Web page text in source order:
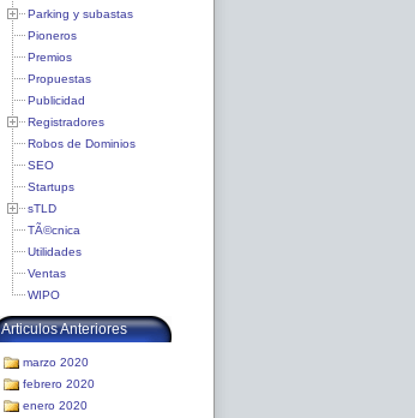
Parking y subastas
Pioneros
Premios
Propuestas
Publicidad
Registradores
Robos de Dominios
SEO
Startups
sTLD
TÃ©cnica
Utilidades
Ventas
WIPO
Articulos Anteriores
marzo 2020
febrero 2020
enero 2020